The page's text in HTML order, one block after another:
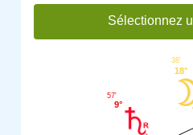
Sélectionnez
18°
38'
9°
57'